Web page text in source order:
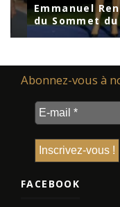
Emmanuel
du Sommet du
Abonnez-vous à
FACEBOOK